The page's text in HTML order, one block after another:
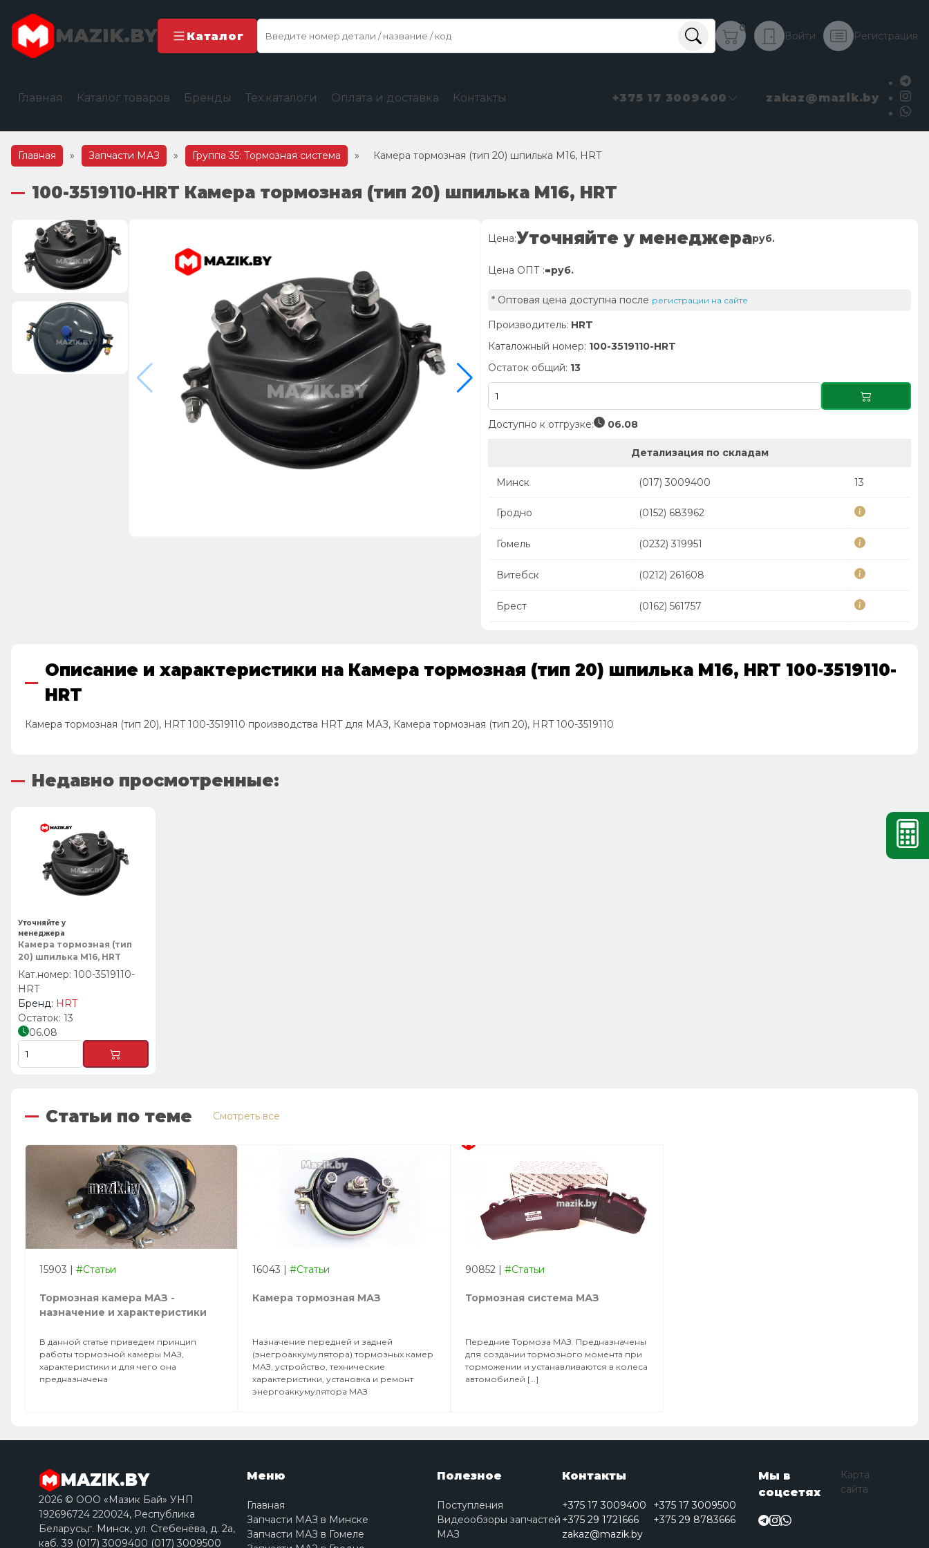
MAZIK.BY Каталог
0
Войти Регистрация
Главная Каталог товаров Бренды Тех.каталоги Оплата и доставка Контакты +375 17 3009400 zakaz@mazik.by
Главная » Запчасти МАЗ » Группа 35: Тормозная система » Камера тормозная (тип 20) шпилька М16, HRT
100-3519110-HRT Камера тормозная (тип 20) шпилька М16, HRT
Цена:Уточняйте у менеджераруб.
Цена ОПТ :-руб.
* Оптовая цена доступна после регистрации на сайте
Производитель: HRT
Каталожный номер: 100-3519110-HRT
Остаток общий: 13
Доступно к отгрузке: 06.08
Детализация по складам
Минск (017) 3009400 13
Гродно (0152) 683962
Гомель (0232) 319951
Витебск (0212) 261608
Брест (0162) 561757
Описание и характеристики на Камера тормозная (тип 20) шпилька М16, HRT 100-3519110-
HRT
Камера тормозная (тип 20), HRT 100-3519110 производства HRT для МАЗ, Камера тормозная (тип 20), HRT 100-3519110
Недавно просмотренные:
Камера тормозная (тип
20) шпилька М16, HRT
100-3519110-
HRT
HRT
13
06.08
Уточняйте у
менеджера
Статьи по теме Смотреть все
15903 | #Статьи
Тормозная камера МАЗ -
назначение и характеристики
В данной статье приведем принцип
работы тормозной камеры МАЗ,
характеристики и для чего она
предназначена
16043 | #Статьи
Камера тормозная МАЗ
Назначение передней и задней
(энегроаккумулятора) тормозных камер
МАЗ, устройство, технические
характеристики, установка и ремонт
энергоаккумулятора МАЗ
90852 | #Статьи
Тормозная система МАЗ
Передние Тормоза МАЗ. Предназначены
для создании тормозного момента при
торможении и устанавливаются в колеса
автомобилей […]
MAZIK.BY
2026 © ООО «Мазик Бай» УНП
192696724 220024, Республика
Беларусь,г. Минск, ул. Стебенёва, д. 2a,
каб. 39 (017) 3009400 (017) 3009500
Меню
Главная
Запчасти МАЗ в Минске
Запчасти МАЗ в Гомеле
Полезное
Поступления
Видеообзоры запчастей
МАЗ
Контакты
+375 17 3009400
+375 17 3009500
+375 29 1721666
+375 29 8783666
zakaz@mazik.by
Мы в
соцсетях
Карта
сайта